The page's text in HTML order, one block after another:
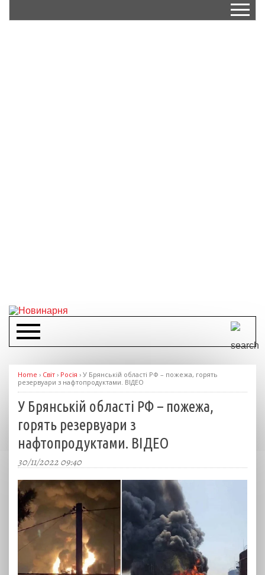
Home › Світ › Росія › У Брянській області РФ – пожежа, горять
резервуари з нафтопродуктами. ВІДЕО
У Брянській області РФ – пожежа,
горять резервуари з
нафтопродуктами. ВІДЕО
30/11/2022 09:40